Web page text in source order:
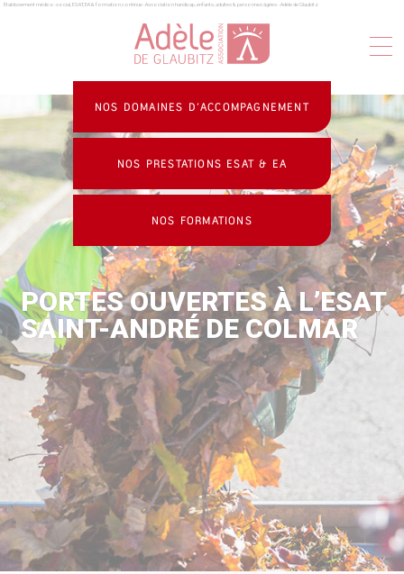
Panneau de gestion des cookies
Établissement médico-social, ESAT, EA & formation continue : Association handicap, enfants, adultes & personnes âgées - Adèle de Glaubitz
NOS DOMAINES D’ACCOMPAGNEMENT
NOS PRESTATIONS ESAT & EA
NOS FORMATIONS
PORTES OUVERTES À L’ESAT
SAINT-ANDRÉ DE COLMAR